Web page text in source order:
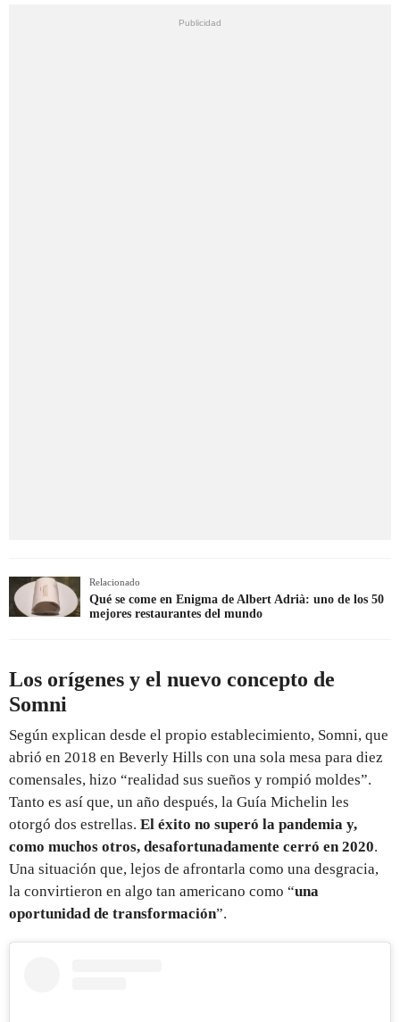
Relacionado
Qué se come en Enigma de Albert Adrià: uno de los 50
mejores restaurantes del mundo
Los orígenes y el nuevo concepto de
Somni
Según explican desde el propio establecimiento, Somni, que
abrió en 2018 en Beverly Hills con una sola mesa para diez
comensales, hizo “realidad sus sueños y rompió moldes”.
Tanto es así que, un año después, la Guía Michelin les
otorgó dos estrellas. El éxito no superó la pandemia y,
como muchos otros, desafortunadamente cerró en 2020.
Una situación que, lejos de afrontarla como una desgracia,
la convirtieron en algo tan americano como “una
oportunidad de transformación”.